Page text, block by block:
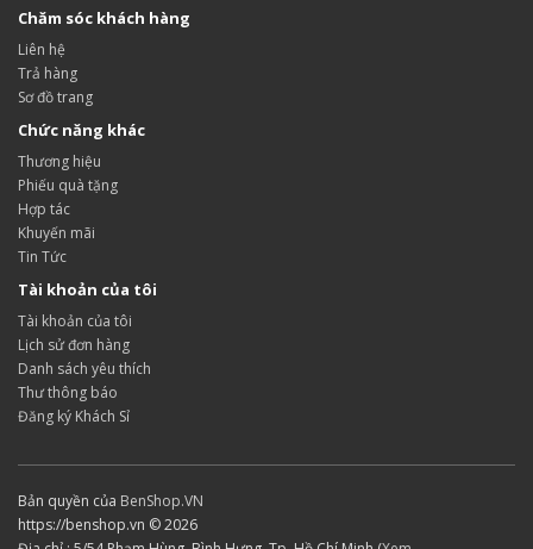
Chăm sóc khách hàng
Liên hệ
Trả hàng
Sơ đồ trang
Chức năng khác
Thương hiệu
Phiếu quà tặng
Hợp tác
Khuyến mãi
Tin Tức
Tài khoản của tôi
Tài khoản của tôi
Lịch sử đơn hàng
Danh sách yêu thích
Thư thông báo
Đăng ký Khách Sỉ
Bản quyền của BenShop.VN
https://benshop.vn © 2026